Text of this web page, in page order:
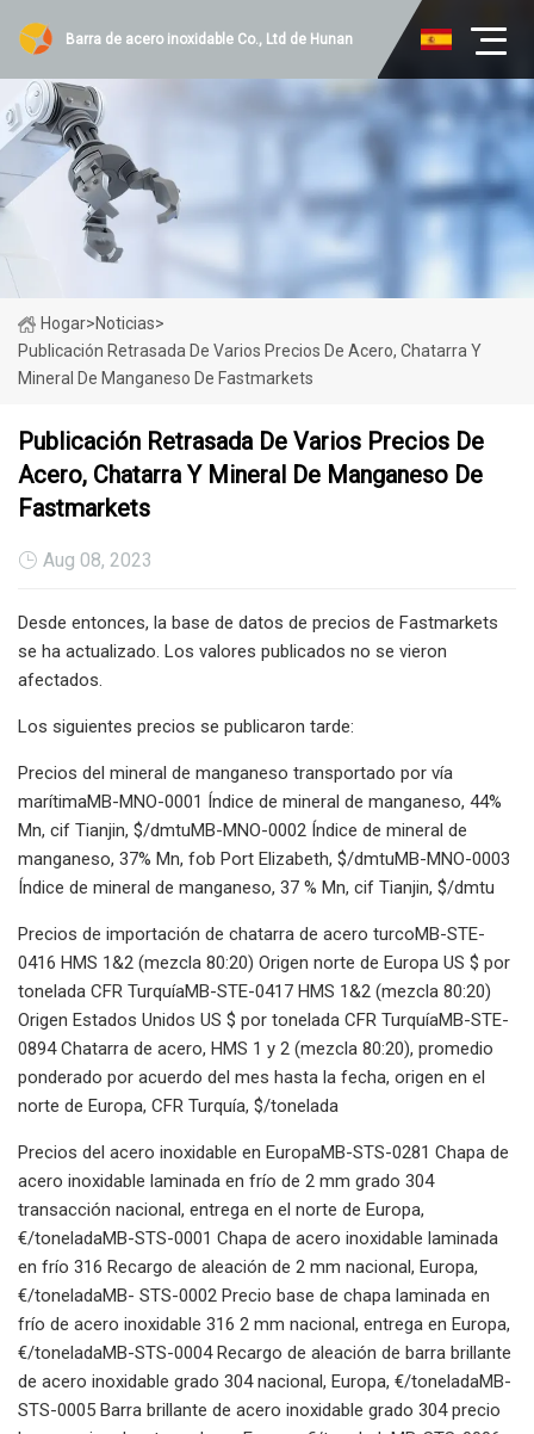
Barra de acero inoxidable Co., Ltd de Hunan
Hogar>Noticias>
Publicación Retrasada De Varios Precios De Acero, Chatarra Y
Mineral De Manganeso De Fastmarkets
Publicación Retrasada De Varios Precios De
Acero, Chatarra Y Mineral De Manganeso De
Fastmarkets
Aug 08, 2023
Desde entonces, la base de datos de precios de Fastmarkets
se ha actualizado. Los valores publicados no se vieron
afectados.
Los siguientes precios se publicaron tarde:
Precios del mineral de manganeso transportado por vía
marítimaMB-MNO-0001 Índice de mineral de manganeso, 44%
Mn, cif Tianjin, $/dmtuMB-MNO-0002 Índice de mineral de
manganeso, 37% Mn, fob Port Elizabeth, $/dmtuMB-MNO-0003
Índice de mineral de manganeso, 37 % Mn, cif Tianjin, $/dmtu
Precios de importación de chatarra de acero turcoMB-STE-
0416 HMS 1&2 (mezcla 80:20) Origen norte de Europa US $ por
tonelada CFR TurquíaMB-STE-0417 HMS 1&2 (mezcla 80:20)
Origen Estados Unidos US $ por tonelada CFR TurquíaMB-STE-
0894 Chatarra de acero, HMS 1 y 2 (mezcla 80:20), promedio
ponderado por acuerdo del mes hasta la fecha, origen en el
norte de Europa, CFR Turquía, $/tonelada
Precios del acero inoxidable en EuropaMB-STS-0281 Chapa de
acero inoxidable laminada en frío de 2 mm grado 304
transacción nacional, entrega en el norte de Europa,
€/toneladaMB-STS-0001 Chapa de acero inoxidable laminada
en frío 316 Recargo de aleación de 2 mm nacional, Europa,
€/toneladaMB- STS-0002 Precio base de chapa laminada en
frío de acero inoxidable 316 2 mm nacional, entrega en Europa,
€/toneladaMB-STS-0004 Recargo de aleación de barra brillante
de acero inoxidable grado 304 nacional, Europa, €/toneladaMB-
STS-0005 Barra brillante de acero inoxidable grado 304 precio